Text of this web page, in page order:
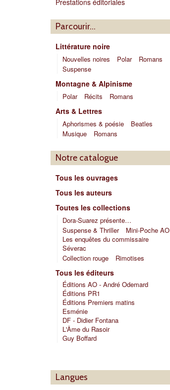
Prestations éditoriales
Parcourir…
Littérature noire
Nouvelles noires Polar
Romans
Suspense
Montagne & Alpinisme
Polar Récits Romans
Arts & Lettres
Aphorismes & poésie
Beatles
Musique
Romans
Notre catalogue
Tous les ouvrages
Tous les auteurs
Toutes les collections
Dora-Suarez présente…
Suspense & Thriller
Mini-Poche AO
Les enquêtes du commissaire
Séverac
Collection rouge
Rimotises
Tous les éditeurs
Éditions AO - André Odemard
Éditions PR1
Éditions Premiers matins
Esménie
DF - Didier Fontana
L'Âme du Rasoir
Guy Boffard
Langues